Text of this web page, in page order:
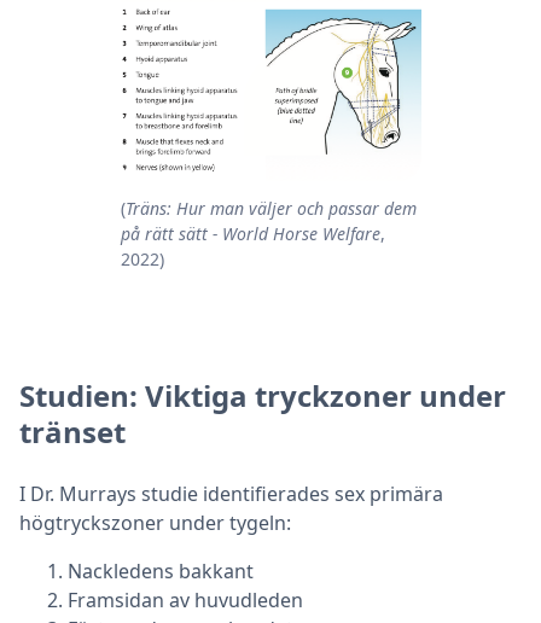
(Träns: Hur man väljer och passar dem
på rätt sätt - World Horse Welfare,
2022)
Studien: Viktiga tryckzoner under
tränset
I Dr. Murrays studie identifierades sex primära
högtryckszoner under tygeln:
Nackledens bakkant
Framsidan av huvudleden